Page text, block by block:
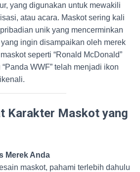
yang digunakan untuk mewakili
atau acara. Maskot sering kali
unik yang mencerminkan
ingin disampaikan oleh merek
seperti “Ronald McDonald”
WWF” telah menjadi ikon
Karakter Maskot yang
Merek Anda
maskot, pahami terlebih dahulu